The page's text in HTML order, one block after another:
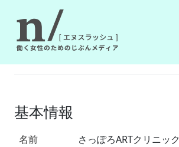
基本情報
名前 さっぽろARTクリニック